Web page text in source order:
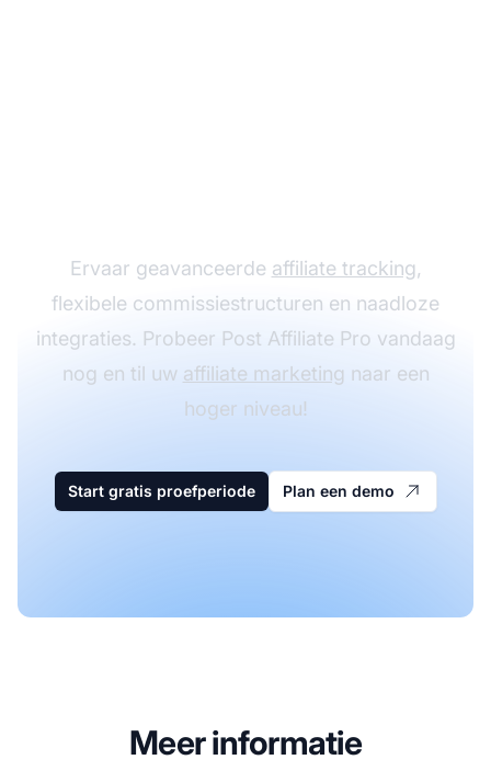
Ervaar geavanceerde affiliate tracking,
flexibele commissiestructuren en naadloze
integraties. Probeer Post Affiliate Pro vandaag
nog en til uw affiliate marketing naar een
hoger niveau!
Start gratis proefperiode Plan een demo
Meer informatie